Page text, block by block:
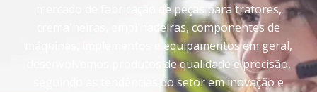
mercado de fabricação de peças para tratores,
cremalheiras, empilhadeiras, componentes de
máquinas, implementos e equipamentos em geral,
desenvolvemos produtos de qualidade e precisão,
seguindo as tendências do setor em inovação e